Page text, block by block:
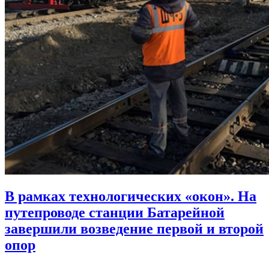
В рамках технологических «окон». На
путепроводе станции Батарейной
завершили возведение первой и второй
опор